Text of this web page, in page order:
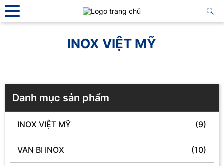
INOX VIỆT MỸ
Danh mục sản phẩm
INOX VIỆT MỸ (9)
VAN BI INOX (10)